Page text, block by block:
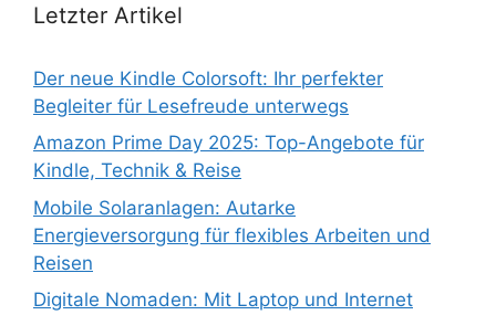
Letzter Artikel
Der neue Kindle Colorsoft: Ihr perfekter
Begleiter für Lesefreude unterwegs
Amazon Prime Day 2025: Top-Angebote für
Kindle, Technik & Reise
Mobile Solaranlagen: Autarke
Energieversorgung für flexibles Arbeiten und
Reisen
Digitale Nomaden: Mit Laptop und Internet